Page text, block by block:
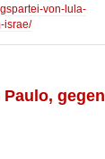
von-lula-
israe/
gegen